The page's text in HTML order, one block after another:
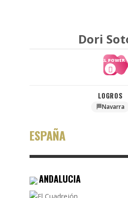
Dori
GIRL POWER
LOGROS
🏁Navarra
ESPAÑA
ANDALUCIA